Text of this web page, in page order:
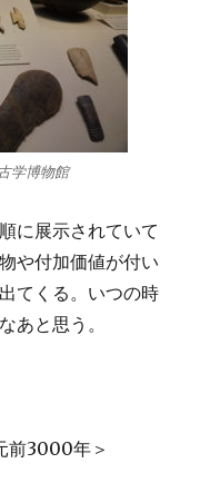
学博物館
に展示されていて
や付加価値が付い
てくる。いつの時
あと思う。
前3000年＞